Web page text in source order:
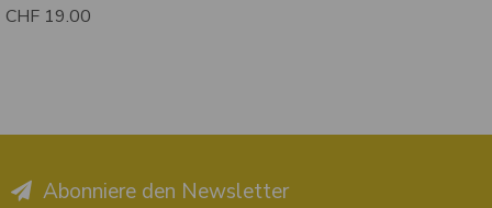
Bewertet mit
5.00von 5
CHF 19.00
Abonniere den Newsletter